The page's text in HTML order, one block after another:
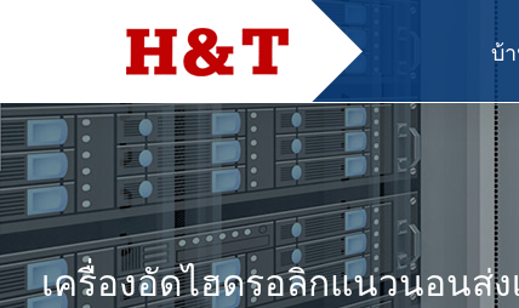
บ้
เครื่องอัดไฮดรอลิกแนวนอนส่